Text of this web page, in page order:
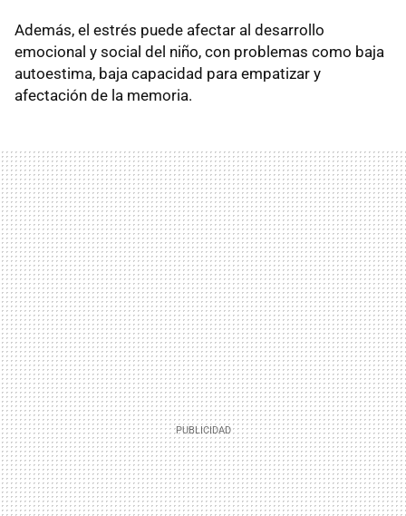
Además, el estrés puede afectar al desarrollo
emocional y social del niño, con problemas como baja
autoestima, baja capacidad para empatizar y
afectación de la memoria.